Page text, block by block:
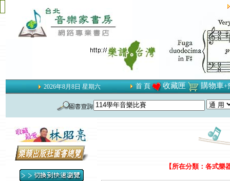
2026年8月8日 星期六 首 頁 收藏匣 購物車+
【所在分類：各式樂